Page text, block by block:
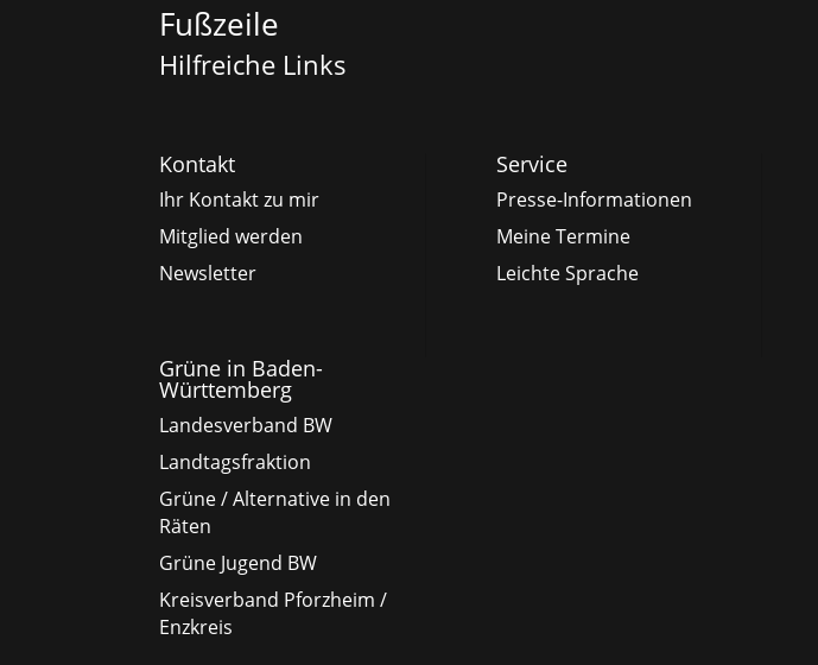
Fußzeile
Hilfreiche Links
Kontakt
Ihr Kontakt zu mir
Mitglied werden
Newsletter
Service
Presse-Informationen
Meine Termine
Leichte Sprache
Grüne in Baden-
Württemberg
Landesverband BW
Landtagsfraktion
Grüne / Alternative in den
Räten
Grüne Jugend BW
Kreisverband Pforzheim /
Enzkreis